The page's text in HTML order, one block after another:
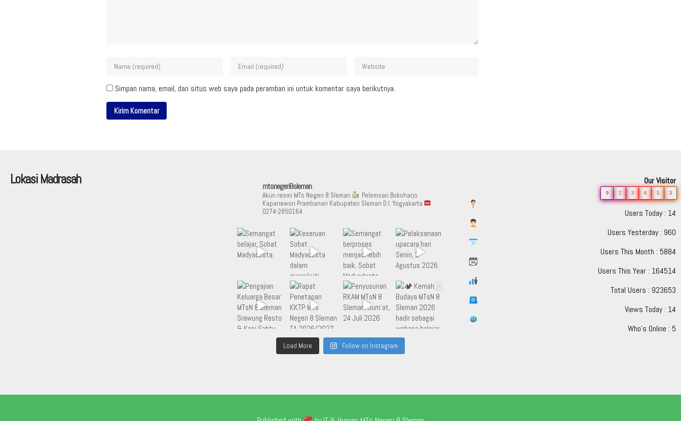
Simpan nama, email, dan situs web saya pada peramban ini untuk komentar saya berikutnya.
Lokasi Madrasah mtsnegeri8sleman
Akun resmi MTs Negeri 8 Sleman
Pelemsari Bokoharjo
Kapanewon Prambanan Kabupaten Sleman D.I. Yogyakarta
0274-2850164
Load More Follow on Instagram
Our Visitor
9 2 3 6 5 3
Users Today : 14
Users Yesterday : 960
Users This Month : 5884
Users This Year : 164514
Total Users : 923653
Views Today : 14
Who's Online : 5